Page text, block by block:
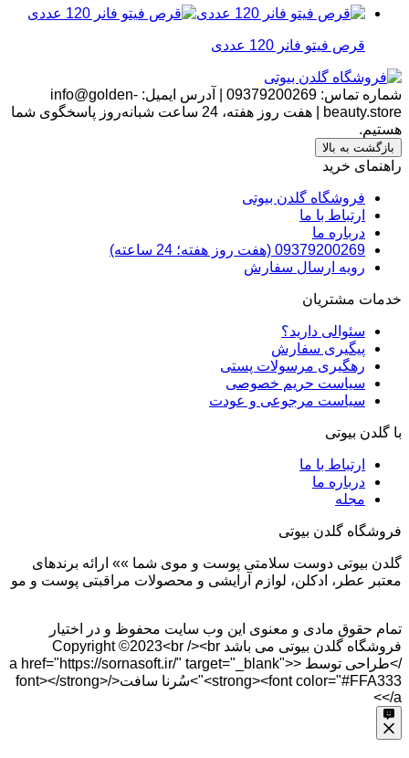
قرص فیتو فانر 120 عددی
شماره تماس: 09379200269 آدرس ایمیل: info@golden-
beauty.store
هفت روز هفته، 24 ساعت شبانه‌روز پاسخگوی شما
هستیم.
بازگشت به بالا
راهنمای خرید
فروشگاه گلدن بیوتی
ارتباط با ما
درباره ما
09379200269 (هفت روز هفته؛ 24 ساعته)
رویه ارسال سفارش
خدمات مشتریان
سئوالی دارید؟
پیگیری سفارش
رهگیری مرسولات پستی
سیاست حریم خصوصی
سیاست مرجوعی و عودت
با گلدن بیوتی
ارتباط با ما
درباره ما
مجله
فروشگاه گلدن بیوتی
گلدن بیوتی دوست سلامتی پوست و موی شما »» ارائه برندهای
معتبر عطر، ادکلن، لوازم آرایشی و محصولات مراقبتی پوست و مو
تمام حقوق مادی و معنوی این وب سایت محفوظ و در اختیار
فروشگاه گلدن بیوتی می باشد Copyright ©2023<br /><br
/>طراحی توسط <a href="https://sornasoft.ir/" target="_blank">
<strong><font color="#FFA333">سُرنا سافت</font></strong>
</a>